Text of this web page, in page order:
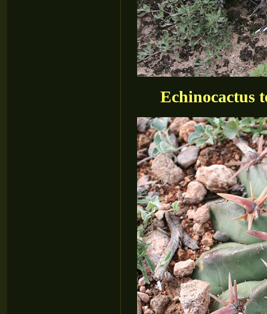
Echinocactus